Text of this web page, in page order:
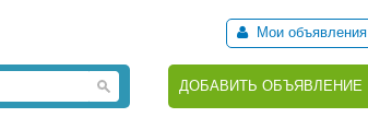
Мои объявления
ДОБАВИТЬ ОБЪЯВЛЕНИЕ